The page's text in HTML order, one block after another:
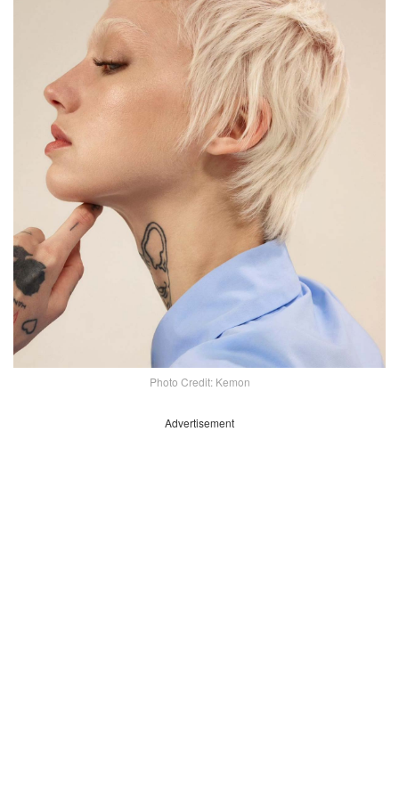
Photo Credit: Kemon
Advertisement